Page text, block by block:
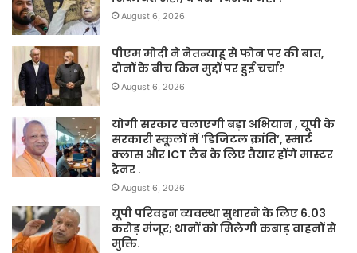
August 6, 2026
पीएम मोदी ने नेतन्याहू से फोन पर की बात,
दोनों के बीच किन मुद्दों पर हुई चर्चा?
August 6, 2026
योगी सरकार चलाएगी बड़ा अभियान , यूपी के
सरकारी स्कूलों में ‘डिजिटल क्रांति’, स्मार्ट
क्लास और ICT लैब के लिए तैयार होंगे मास्टर
ट्रेनर .
August 6, 2026
यूपी परिवहन व्यवस्था सुधारने के लिए 6.03
करोड़ मंजूर; थानों को मिलेगी कबाड़ वाहनों से
मुक्ति.